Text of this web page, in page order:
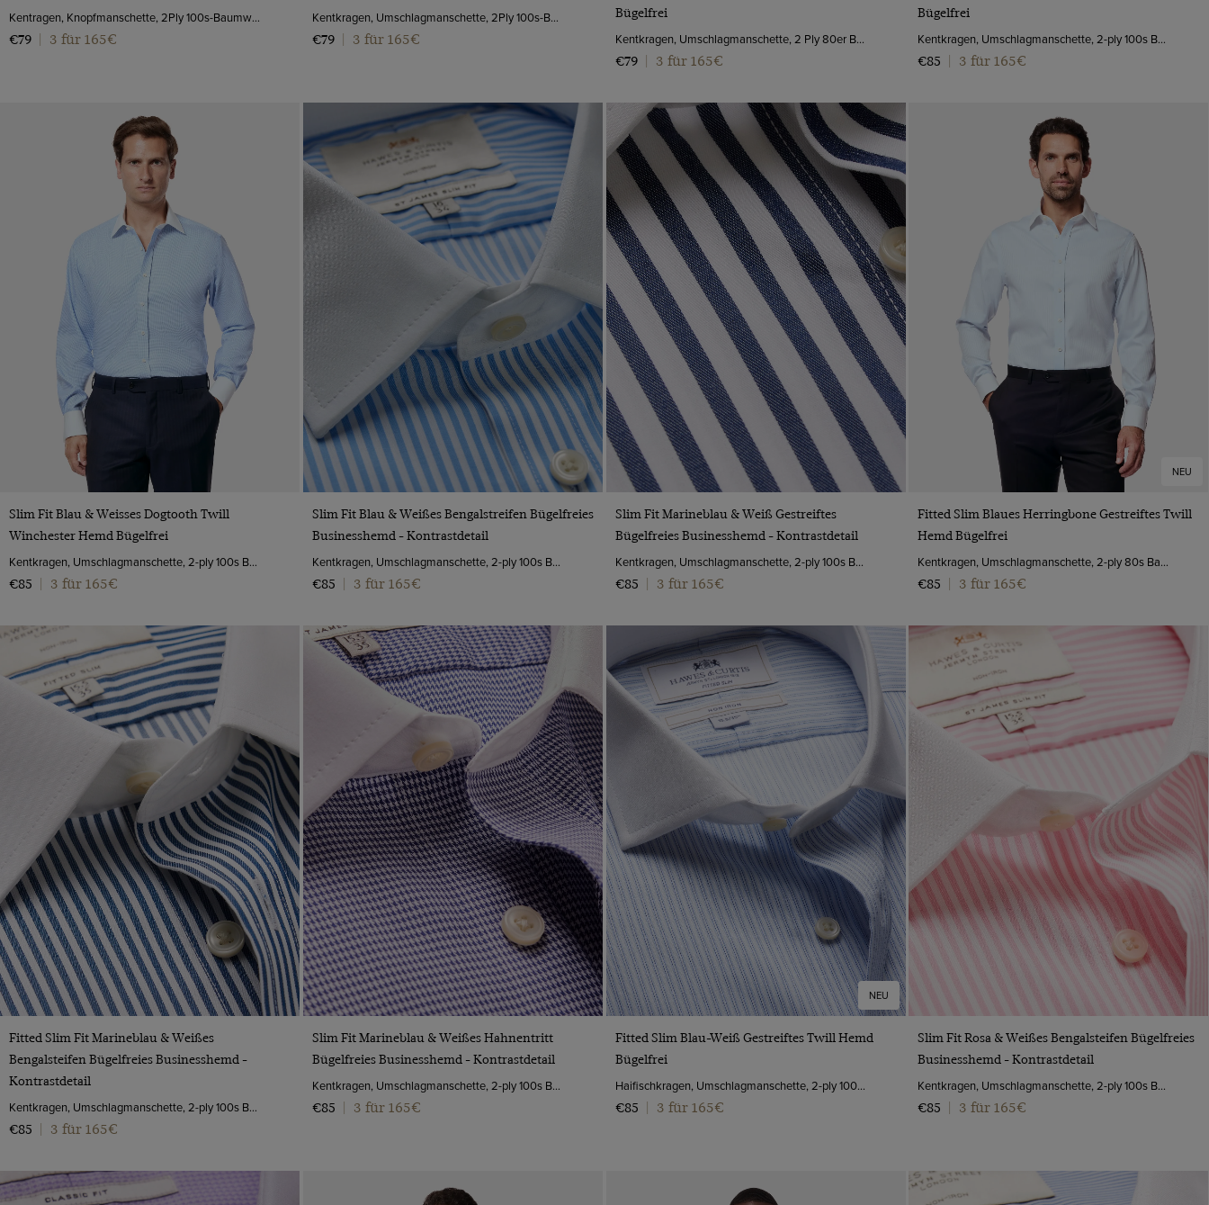
Kentragen, Knopfmanschette, 2Ply 100s-Baumwolle
€79
3 für 165€
Kentkragen, Umschlagmanschette, 2Ply 100s-Baumwolle
€79
3 für 165€
Bügelfrei
Kentkragen, Umschlagmanschette, 2 Ply 80er Baumwolle
€79
3 für 165€
Bügelfrei
Kentkragen, Umschlagmanschette, 2-ply 100s Baumwolle
€85
3 für 165€
VORSCHAU
Slim Fit Blau & Weisses Dogtooth Twill
Winchester Hemd Bügelfrei
Kentkragen, Umschlagmanschette, 2-ply 100s Baumwolle
€85
3 für 165€
VORSCHAU
Slim Fit Blau & Weißes Bengalstreifen Bügelfreies
Businesshemd - Kontrastdetail
Kentkragen, Umschlagmanschette, 2-ply 100s Baumwolle
€85
3 für 165€
VORSCHAU
Slim Fit Marineblau & Weiß Gestreiftes
Bügelfreies Businesshemd - Kontrastdetail
Kentkragen, Umschlagmanschette, 2-ply 100s Baumwolle
€85
3 für 165€
NEU
VORSCHAU
Fitted Slim Blaues Herringbone Gestreiftes Twill
Hemd Bügelfrei
Kentkragen, Umschlagmanschette, 2-ply 80s Baumwolle
€85
3 für 165€
VORSCHAU
Fitted Slim Fit Marineblau & Weißes
Bengalsteifen Bügelfreies Businesshemd -
Kontrastdetail
Kentkragen, Umschlagmanschette, 2-ply 100s Baumwolle
€85
3 für 165€
VORSCHAU
Slim Fit Marineblau & Weißes Hahnentritt
Bügelfreies Businesshemd - Kontrastdetail
Kentkragen, Umschlagmanschette, 2-ply 100s Baumwolle
€85
3 für 165€
NEU
VORSCHAU
Fitted Slim Blau-Weiß Gestreiftes Twill Hemd
Bügelfrei
Haifischkragen, Umschlagmanschette, 2-ply 100s Baumwolle
€85
3 für 165€
VORSCHAU
Slim Fit Rosa & Weißes Bengalsteifen Bügelfreies
Businesshemd - Kontrastdetail
Kentkragen, Umschlagmanschette, 2-ply 100s Baumwolle
€85
3 für 165€